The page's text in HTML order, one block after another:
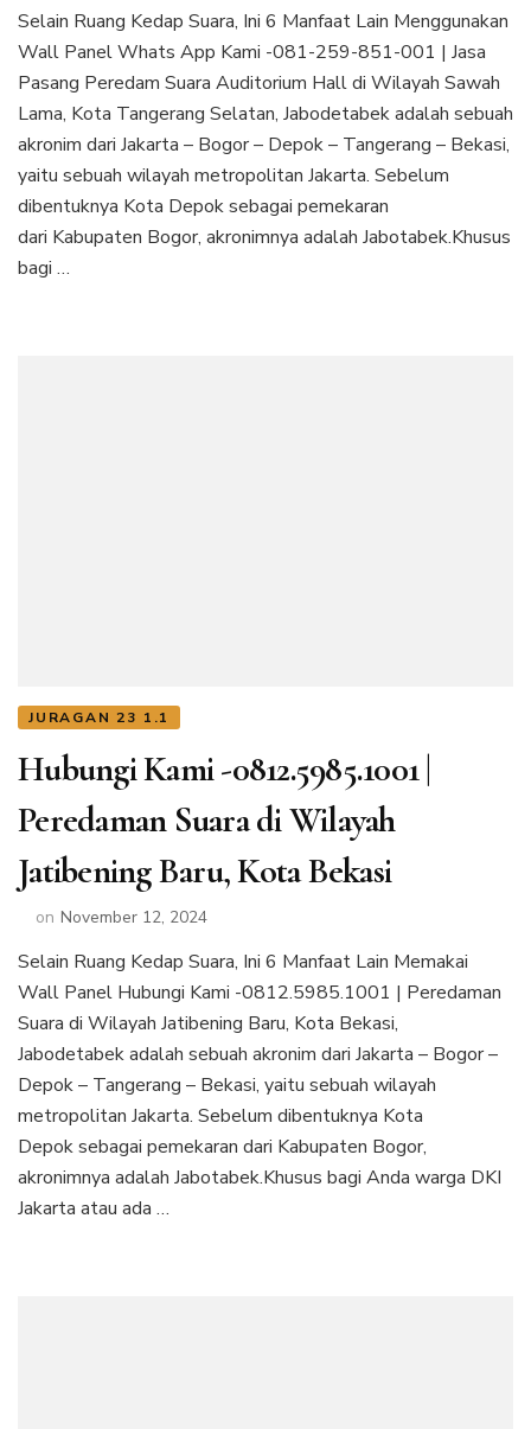
Selain Ruang Kedap Suara, Ini 6 Manfaat Lain Menggunakan
Wall Panel Whats App Kami -081-259-851-001 | Jasa
Pasang Peredam Suara Auditorium Hall di Wilayah Sawah
Lama, Kota Tangerang Selatan, Jabodetabek adalah sebuah
akronim dari Jakarta – Bogor – Depok – Tangerang – Bekasi,
yaitu sebuah wilayah metropolitan Jakarta. Sebelum
dibentuknya Kota Depok sebagai pemekaran
dari Kabupaten Bogor, akronimnya adalah Jabotabek.Khusus
bagi …
JURAGAN 23 1.1
Hubungi Kami -0812.5985.1001 |
Peredaman Suara di Wilayah
Jatibening Baru, Kota Bekasi
on November 12, 2024
Selain Ruang Kedap Suara, Ini 6 Manfaat Lain Memakai
Wall Panel Hubungi Kami -0812.5985.1001 | Peredaman
Suara di Wilayah Jatibening Baru, Kota Bekasi,
Jabodetabek adalah sebuah akronim dari Jakarta – Bogor –
Depok – Tangerang – Bekasi, yaitu sebuah wilayah
metropolitan Jakarta. Sebelum dibentuknya Kota
Depok sebagai pemekaran dari Kabupaten Bogor,
akronimnya adalah Jabotabek.Khusus bagi Anda warga DKI
Jakarta atau ada …